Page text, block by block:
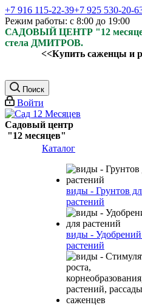
+7 916 115-22-39+7 925 530-20-
Режим работы: с 8:00 до 19:00
САДОВЫЙ ЦЕНТР "12
стела ДМИТРОВ.
<<Купить саженцы и
Поиск
Войти
Садовый центр
"12 месяцев"
Каталог
виды - Грунтов
растений
виды - Удобрений
растений